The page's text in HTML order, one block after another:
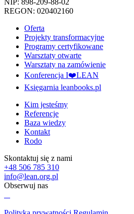
REGON: 020402160
Oferta
Projekty transformacyjne
Programy certyfikowane
Warsztaty otwarte
Warsztaty na zamówienie
Konferencja I❤️LEAN
Księgarnia leanbooks.pl
Kim jesteśmy
Referencje
Baza wiedzy
Kontakt
Rodo
Skontaktuj się z nami
+48 506 785 310
info@lean.org.pl
Obserwuj nas